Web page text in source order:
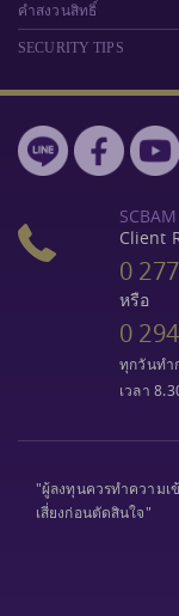
คำสงวนสิทธิ์
SECURITY TIPS
SCBAM
Client
0
หรือ
0
ทุกวันทำ
เวลา
"ผู้ลงทุนควรทำความเ
เสี่ยงก่อนตัดสินใจ"